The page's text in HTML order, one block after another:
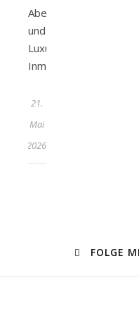
Abenteuer
und
Luxus.
Inmitten…
21.
Mai
2026
FOLGE